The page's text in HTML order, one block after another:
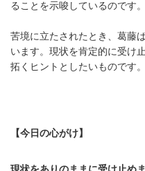
ることを示唆しているのです。
苦境に立たされたとき、葛藤
います。現状を肯定的に受け
拓くヒントとしたいものです。
【今日の心がけ】